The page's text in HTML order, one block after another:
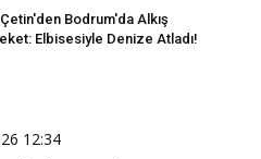
Bodrum'da Alkış
Elbisesiyle Denize Atladı!
12:34